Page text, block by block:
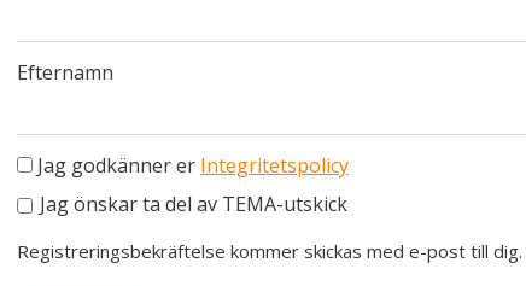
Efternamn
Jag godkänner er Integritetspolicy
Jag önskar ta del av TEMA-utskick
Registreringsbekräftelse kommer skickas med e-post till dig.